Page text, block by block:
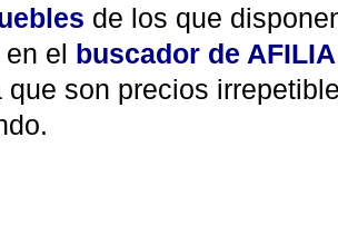
de los que
el buscador de
que son precios